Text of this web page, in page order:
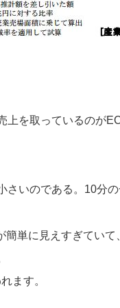
を取っているのがEC
いのである。10分の
単に見えすぎてい
ます。